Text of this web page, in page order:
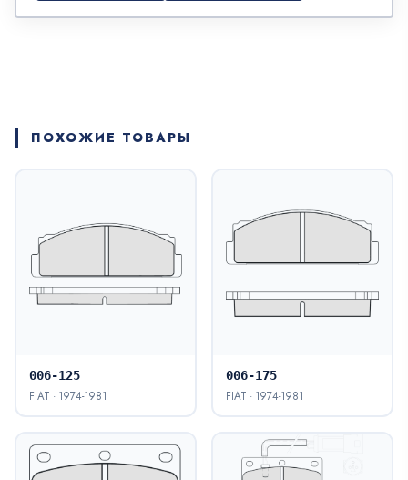
ПОХОЖИЕ ТОВАРЫ
006-125
FIAT · 1974-1981
006-175
FIAT · 1974-1981